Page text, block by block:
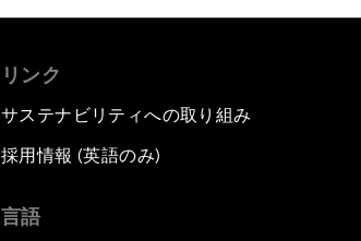
リンク
サステナビリティへの取り組み
採用情報 (英語のみ)
言語